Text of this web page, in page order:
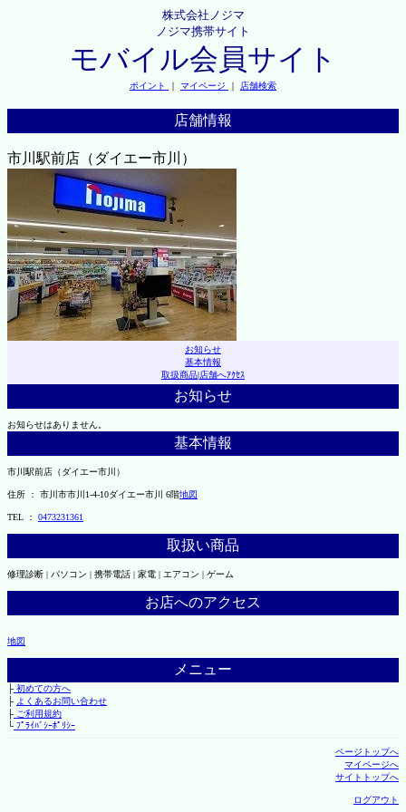
株式会社ノジマ
ノジマ携帯サイト
モバイル会員サイト
ポイント ｜ マイページ ｜ 店舗検索
店舗情報
市川駅前店（ダイエー市川）
お知らせ
基本情報
取扱商品|店舗へｱｸｾｽ
お知らせ
お知らせはありません。
基本情報
市川駅前店（ダイエー市川）
住所 ： 市川市市川1-4-10ダイエー市川 6階地図
TEL ： 0473231361
取扱い商品
修理診断 | パソコン | 携帯電話 | 家電 | エアコン | ゲーム
お店へのアクセス
地図
メニュー
├初めての方へ
├ よくあるお問い合わせ
├ご利用規約
└ﾌﾟﾗｲﾊﾞｼｰﾎﾟﾘｼｰ
ページトップへ
マイページへ
サイトトップへ
ログアウト